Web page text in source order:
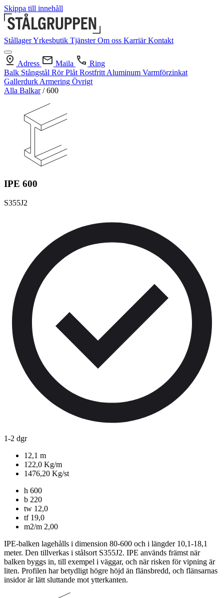
Skippa till innehåll
StållagerYrkesbutik TjänsterOm oss KarriärKontakt
Adress Maila
Ring
Balk Stångstål RörPlåt Rostfritt Aluminum Varmförzinkat
Gallerdurk Armering Övrigt
Alla Balkar / 600
IPE 600
S355J2
1-2 dgr
12,1 m
122,0 Kg/m
1476,20 Kg/st
h 600
b 220
tw 12,0
tf 19,0
m2/m 2,00
IPE-balken lagehålls i dimension 80-600 och i längder 10,1-18,1
meter. Den tillverkas i stålsort S355J2. IPE används främst när
balken byggs in, till exempel i väggar, och när risken för vipning är
liten. Profilen har betydligt högre höjd än flänsbredd, och flänsarnas
insidor är lätt sluttande mot ytterkanten.